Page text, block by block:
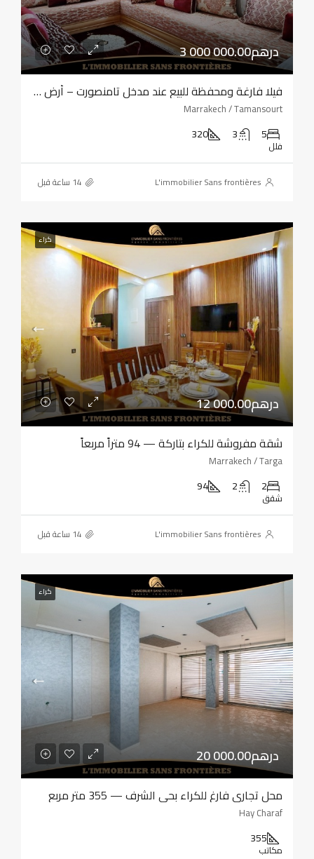
3 000 000.00درهم
فيلا فارغة ومحفظة للبيع عند مدخل تامنصورت – أرض بمساحة 320 مترًا مربعًا – أربع واجهات
Marrakech / Tamansourt
5
3
320
فلل
L'immobilier Sans frontières
كراء
12 000.00درهم
شقة مفروشة للكراء بتاركة — 94 متراً مربعاً
Marrakech / Targa
2
2
94
شقق
L'immobilier Sans frontières
كراء
20 000.00درهم
محل تجاري فارغ للكراء بحي الشرف — 355 متر مربع
Hay Charaf
355
مكاتب